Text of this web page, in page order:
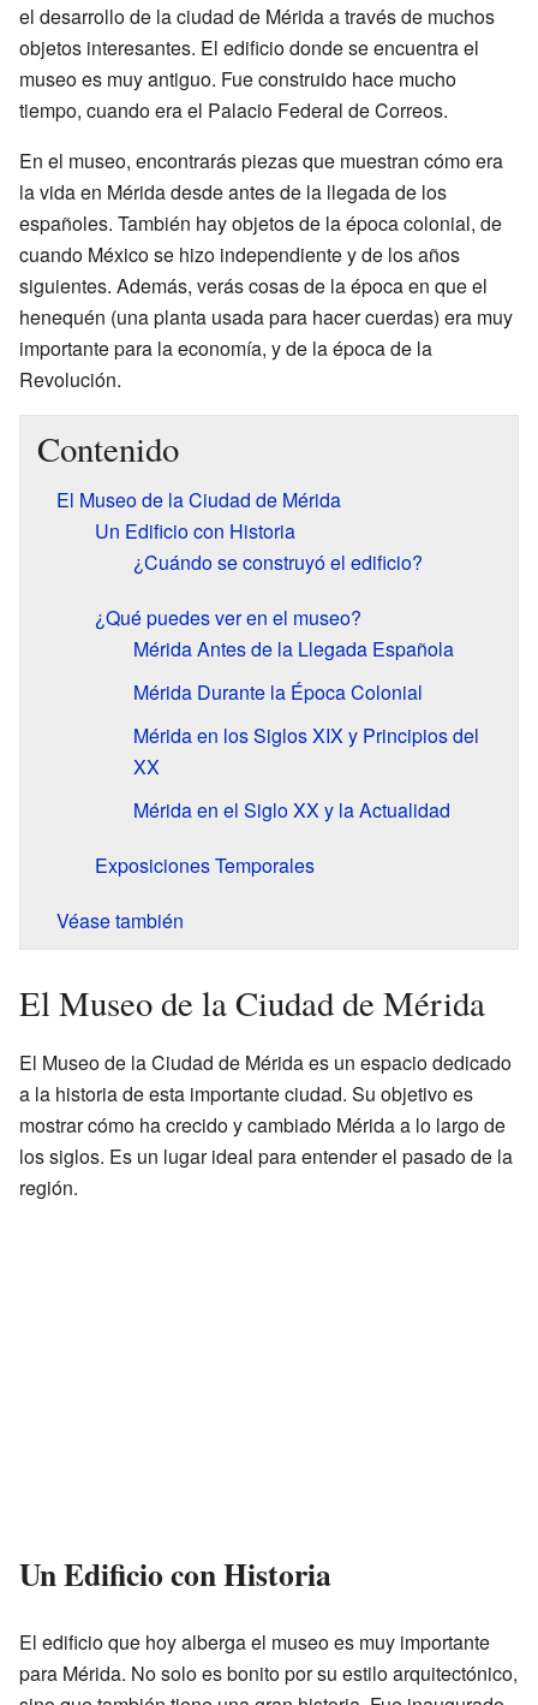
el desarrollo de la ciudad de Mérida a través de muchos
objetos interesantes. El edificio donde se encuentra el
museo es muy antiguo. Fue construido hace mucho
tiempo, cuando era el Palacio Federal de Correos.
En el museo, encontrarás piezas que muestran cómo era
la vida en Mérida desde antes de la llegada de los
españoles. También hay objetos de la época colonial, de
cuando México se hizo independiente y de los años
siguientes. Además, verás cosas de la época en que el
henequén (una planta usada para hacer cuerdas) era muy
importante para la economía, y de la época de la
Revolución.
Contenido
El Museo de la Ciudad de Mérida
Un Edificio con Historia
¿Cuándo se construyó el edificio?
¿Qué puedes ver en el museo?
Mérida Antes de la Llegada Española
Mérida Durante la Época Colonial
Mérida en los Siglos XIX y Principios del
XX
Mérida en el Siglo XX y la Actualidad
Exposiciones Temporales
Véase también
El Museo de la Ciudad de Mérida
El Museo de la Ciudad de Mérida es un espacio dedicado
a la historia de esta importante ciudad. Su objetivo es
mostrar cómo ha crecido y cambiado Mérida a lo largo de
los siglos. Es un lugar ideal para entender el pasado de la
región.
Un Edificio con Historia
El edificio que hoy alberga el museo es muy importante
para Mérida. No solo es bonito por su estilo arquitectónico,